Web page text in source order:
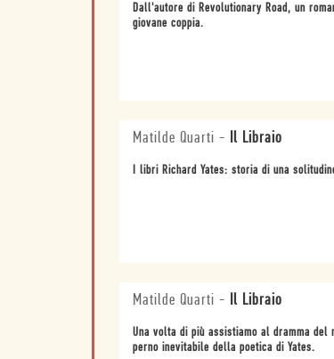
Dall'autore di Revolutionary Road, un
giovane coppia.
Matilde Quarti - Il Libraio
I libri Richard Yates: storia di una
Matilde Quarti - Il Libraio
Una volta di più assistiamo al dramma del
perno inevitabile della poetica di Yates.